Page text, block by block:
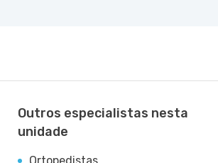
Outros especialistas nesta
unidade